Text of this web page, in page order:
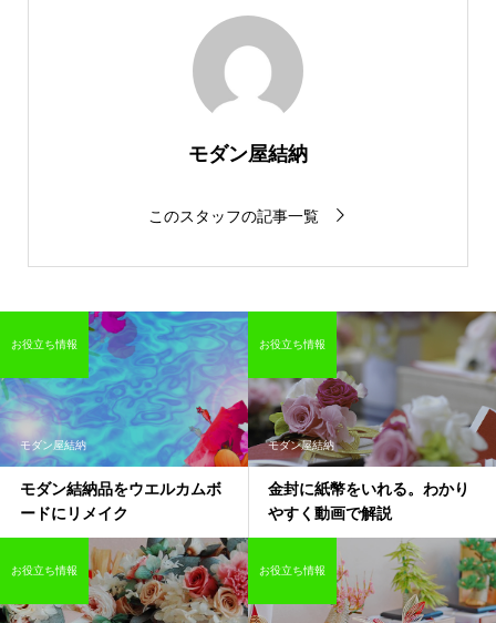
モダン屋結納
このスタッフの記事一覧
モダン屋結納
モダン結納品をウエルカムボ
ードにリメイク
お役立ち情報
モダン屋結納
金封に紙幣をいれる。わかり
やすく動画で解説
お役立ち情報
お役立ち情報 お役立ち情報